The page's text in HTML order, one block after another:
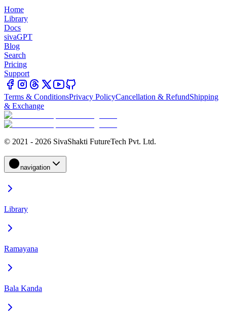
Home
Library
Docs
sivaGPT
Blog
Search
Pricing
Support
Terms & ConditionsPrivacy PolicyCancellation & RefundShipping
& Exchange
© 2021 - 2026 SivaShakti FutureTech Pvt. Ltd.
navigation
Library
Ramayana
Bala Kanda